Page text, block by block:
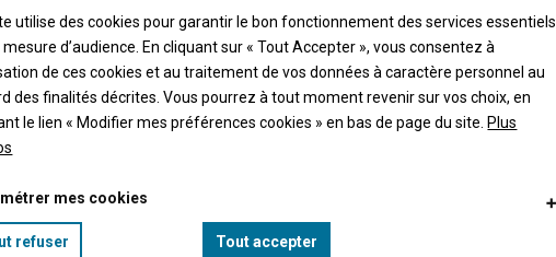
directrice du contrôle/LCTI de l'Urssaf Poitou-Charentes.
utilise des cookies pour garantir le bon fonctionnement des services essentiels
d’audience. En cliquant sur « Tout Accepter », vous consentez à
de ces cookies et au traitement de vos données à caractère personnel au
des finalités décrites. Vous pourrez à tout moment revenir sur vos choix, en
le lien « Modifier mes préférences cookies » en bas de page du site. Plus
mes cookies
refuser Tout accepter